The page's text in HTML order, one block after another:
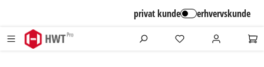
privat kunde erhvervskunde